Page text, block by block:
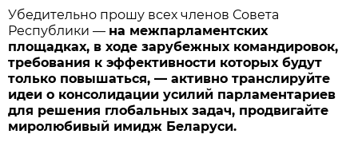
Убедительно прошу всех членов Совета
Республики — на межпарламентских
площадках, в ходе зарубежных командировок,
требования к эффективности которых будут
только повышаться, — активно транслируйте
идеи о консолидации усилий парламентариев
для решения глобальных задач, продвигайте
миролюбивый имидж Беларуси.